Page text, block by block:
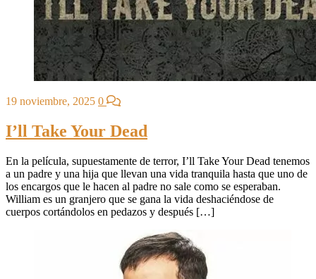
19 noviembre, 2025 0
I’ll Take Your Dead
En la película, supuestamente de terror, I’ll Take Your Dead tenemos
a un padre y una hija que llevan una vida tranquila hasta que uno de
los encargos que le hacen al padre no sale como se esperaban.
William es un granjero que se gana la vida deshaciéndose de
cuerpos cortándolos en pedazos y después […]